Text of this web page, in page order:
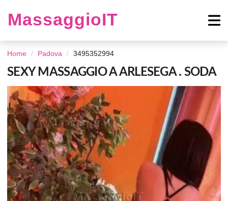
MassaggioIT
Home Padova 3495352994
SEXY MASSAGGIO A ARLESEGA . SODA